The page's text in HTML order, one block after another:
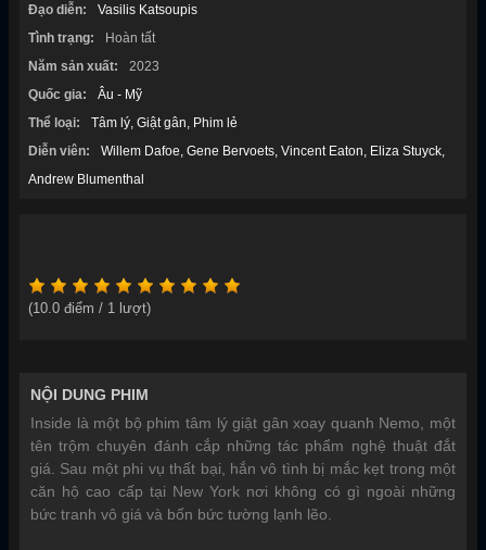
Đạo diễn:
Vasilis Katsoupis
Tình trạng:
Hoàn tất
Năm sản xuất:
2023
Quốc gia:
Âu - Mỹ
Thể loại:
Tâm lý Giật gân
Phim lẻ
Diễn viên:
Willem Dafoe Gene Bervoets Vincent Eaton
Eliza Stuyck
Andrew Blumenthal
(10.0 điểm / 1 lượt)
NỘI DUNG PHIM
Inside là một bộ phim tâm lý giật gân xoay quanh Nemo, một
tên trộm chuyên đánh cắp những tác phẩm nghệ thuật đắt
giá. Sau một phi vụ thất bại, hắn vô tình bị mắc kẹt trong một
căn hộ cao cấp tại New York nơi không có gì ngoài những
bức tranh vô giá và bốn bức tường lạnh lẽo.